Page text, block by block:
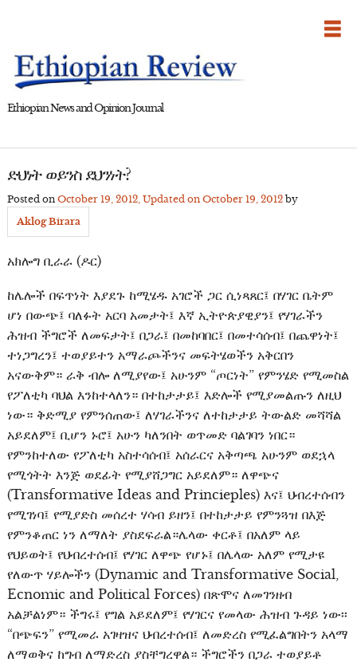
Ethiopian News and Opinion Journal
ድህነት ወይንስ ደህንነት?
Posted on October 19, 2012, Updated on October 19, 2012by
Aklog Birara
አክሎግ ቢራራ (ዶር)
ከሌሎች በፍጥነት እያደጉ ከሚሄዱ አገሮች ጋር ሲነጻጸር፤ በሃገር ቤትም
ሆነ በውጭ፤ ባለፉት አርባ አመታት፤ እኛ ኢትዮጵያዊያን፤ የሃገራችን
ሕዝብ ችግሮች ለመፍታት፤ በጋራ፤ በመከባበር፤ በመተሳሰብ፤ በጨዋነት፤
ተነጋግረን፤ ተወያይተን አማራጮችንና መፍትሄወችን አቅርበን
አናውቅም። ራቅ ብሎ ለሚያየው፤ አሁንም “ጦርነት” የምንሄድ የሚመስል
የፖለቲካ ባህል እንከተላለን። በተከታታይ፤ እድሎች የሚያመልጡን ለዚህ
ነው። ቅድሚያ የምንሰጠው፤ ለሃገራችንና ለተከታታይ ትውልድ መሻሻል
አይደለም፤ ቢሆን ኑሮ፤ አሁን ካለንበት ወጥመድ ባልገባን ነበር።
የምንከተለው የፖለቲካ አስተሳሰብ፤ አሰራርና አቅጣጫ አሁንም ወደኋላ
የሚጎትት እንጅ ወደፊት የሚያሸጋግር አይደለም። ለዋጭና
(Transformative Ideas and Princieples) እና፤ ህብረተሰብን
የሚገነባ፤ የሚያድስ መሰረተ ሃሳብ ይዘን፤ በተከታታይ የምንጓዝ በእጅ
የምንቆጠር ነን ለማለት ያስደፍራል።ሌላው ቀርቶ፤ በአለም ላይ
የህይወት፤ የህብረተሰብ፤ የሃገር ለዋጭ የሆኑ፤ በሌላው አለም የሚታዩ
የለውጥ ሃይሎችን (Dynamic and Transformative Social,
Ecnomic and Political Forces) በጽሞና ለመገንዘብ
አልቻልነም። ችግሩ፤ የግል አይደለም፤ የሃገርና የመላው ሕዝብ ጉዳይ ነው፡፡
“በጭፍን” የሚመራ አገዛዝና ህብረተሰብ፤ ለመድረስ የሚፈልግበትን አላማ
ለማወቅና ከግብ ለማድረስ ያስቸግረዋል። ችግሮችን በጋራ ተወያይቶ